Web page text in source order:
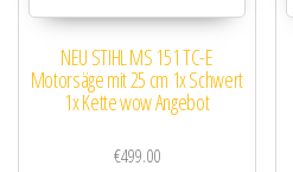
NEU STIHL MS 151 TC-E
Motorsäge mit 25 cm 1x Schwert
1x Kette wow Angebot
€499.00